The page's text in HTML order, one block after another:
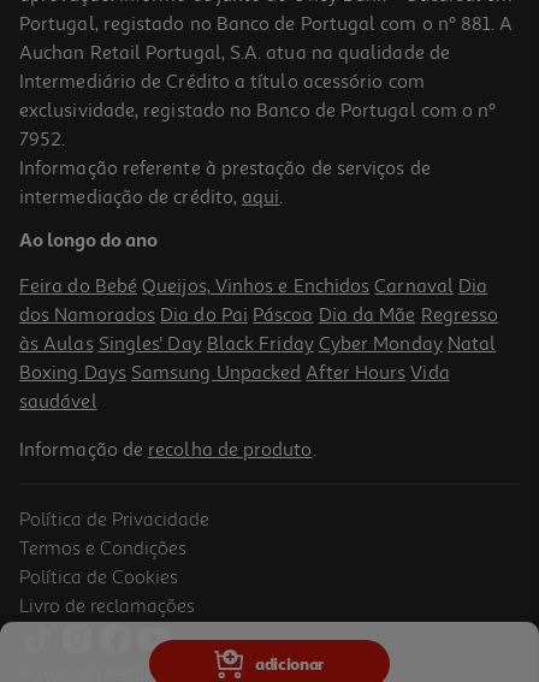
adicionar
-25%
Champô Ducray Elution 400ml
37.4 €/Lt
14,96 €
Promoção
Champô Klorane Cidra 100ml
Portugal, registado no Banco de Portugal com o nº 881. A
Auchan Retail Portugal, S.A. atua na qualidade de
Intermediário de Crédito a título acessório com
exclusividade, registado no Banco de Portugal com o nº
7952.
Informação referente à prestação de serviços de
intermediação de crédito, aqui.
Ao longo do ano
Feira do Bebé Queijos, Vinhos e Enchidos Carnaval Dia
dos Namorados Dia do Pai Páscoa Dia da Mãe Regresso
às Aulas Singles' Day Black Friday Cyber Monday Natal
Boxing Days Samsung Unpacked After Hours Vida
saudável
Informação de recolha de produto.
Política de Privacidade
Termos e Condições
Política de Cookies
Livro de reclamações
© Auchan Retail Portugal